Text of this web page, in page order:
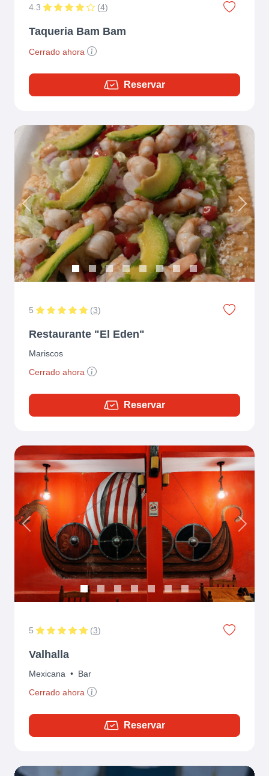
4.3 (4)
Taqueria Bam Bam
Cerrado ahora
Reservar
Previous Next
5 (3)
Restaurante "El Eden"
Mariscos
Cerrado ahora
Reservar
Previous Next
5 (3)
Valhalla
Mexicana • Bar
Cerrado ahora
Reservar